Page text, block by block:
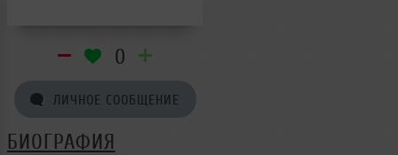
0
ЛИЧНОЕ СООБЩЕНИЕ
БИОГРАФИЯ